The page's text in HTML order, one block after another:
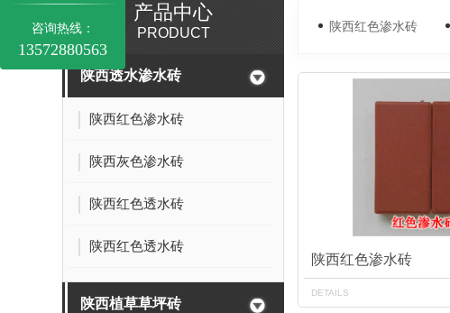
产品中心
PRODUCT
陕西透水渗水砖
陕西红色渗水砖
陕西灰色渗水砖
陕西红色透水砖
陕西红色透水砖
陕西植草草坪砖
陕西红色渗水砖
陕西红色渗水砖
DETAILS
咨询热线：
13572880563